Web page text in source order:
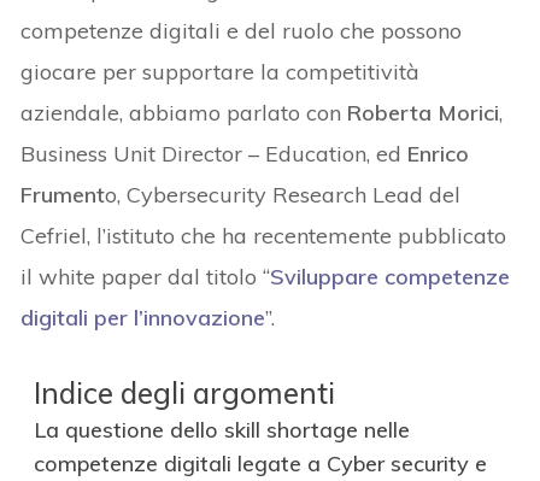
competenze digitali e del ruolo che possono
giocare per supportare la competitività
aziendale, abbiamo parlato con Roberta Morici,
Business Unit Director – Education, ed Enrico
Frumento, Cybersecurity Research Lead del
Cefriel, l’istituto che ha recentemente pubblicato
il white paper dal titolo “Sviluppare competenze
digitali per l’innovazione”.
Indice degli argomenti
La questione dello skill shortage nelle
competenze digitali legate a Cyber security e